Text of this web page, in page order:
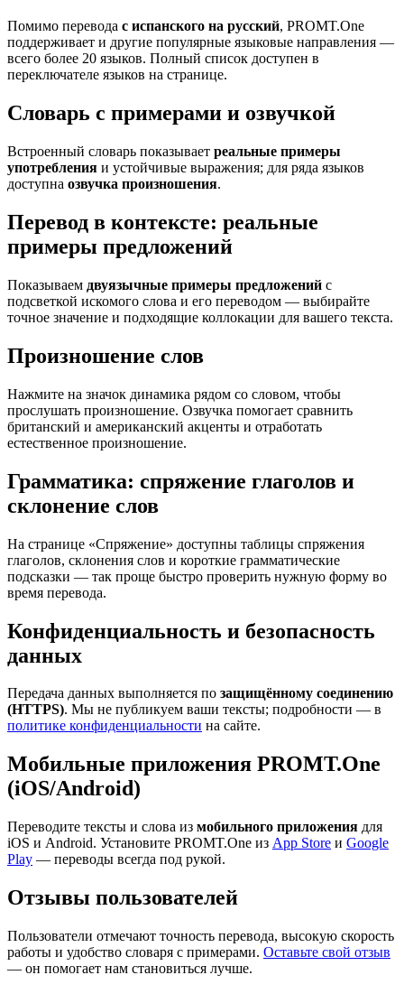
Помимо перевода с испанского на русский, PROMT.One
поддерживает и другие популярные языковые направления —
всего более 20 языков. Полный список доступен в
переключателе языков на странице.
Словарь с примерами и озвучкой
Встроенный словарь показывает реальные примеры
употребления и устойчивые выражения; для ряда языков
доступна озвучка произношения.
Перевод в контексте: реальные
примеры предложений
Показываем двуязычные примеры предложений с
подсветкой искомого слова и его переводом — выбирайте
точное значение и подходящие коллокации для вашего текста.
Произношение слов
Нажмите на значок динамика рядом со словом, чтобы
прослушать произношение. Озвучка помогает сравнить
британский и американский акценты и отработать
естественное произношение.
Грамматика: спряжение глаголов и
склонение слов
На странице «Спряжение» доступны таблицы спряжения
глаголов, склонения слов и короткие грамматические
подсказки — так проще быстро проверить нужную форму во
время перевода.
Конфиденциальность и безопасность
данных
Передача данных выполняется по защищённому соединению
(HTTPS). Мы не публикуем ваши тексты; подробности — в
политике конфиденциальности на сайте.
Мобильные приложения PROMT.One
(iOS/Android)
Переводите тексты и слова из мобильного приложения для
iOS и Android. Установите PROMT.One из App Store и Google
Play — переводы всегда под рукой.
Отзывы пользователей
Пользователи отмечают точность перевода, высокую скорость
работы и удобство словаря с примерами. Оставьте свой отзыв
— он помогает нам становиться лучше.